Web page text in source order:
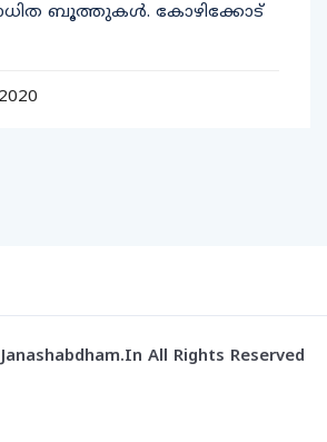
ബൂത്തുകള്‍. കോഴിക്കോട്
All Rights Reserved